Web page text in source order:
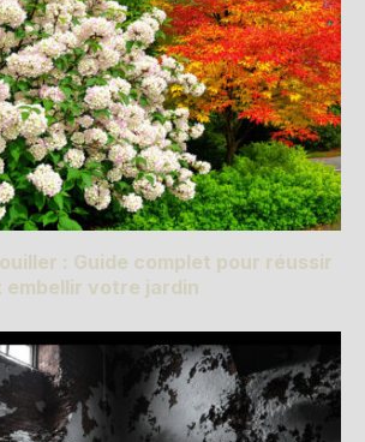
: Guide complet pour réussir
votre jardin